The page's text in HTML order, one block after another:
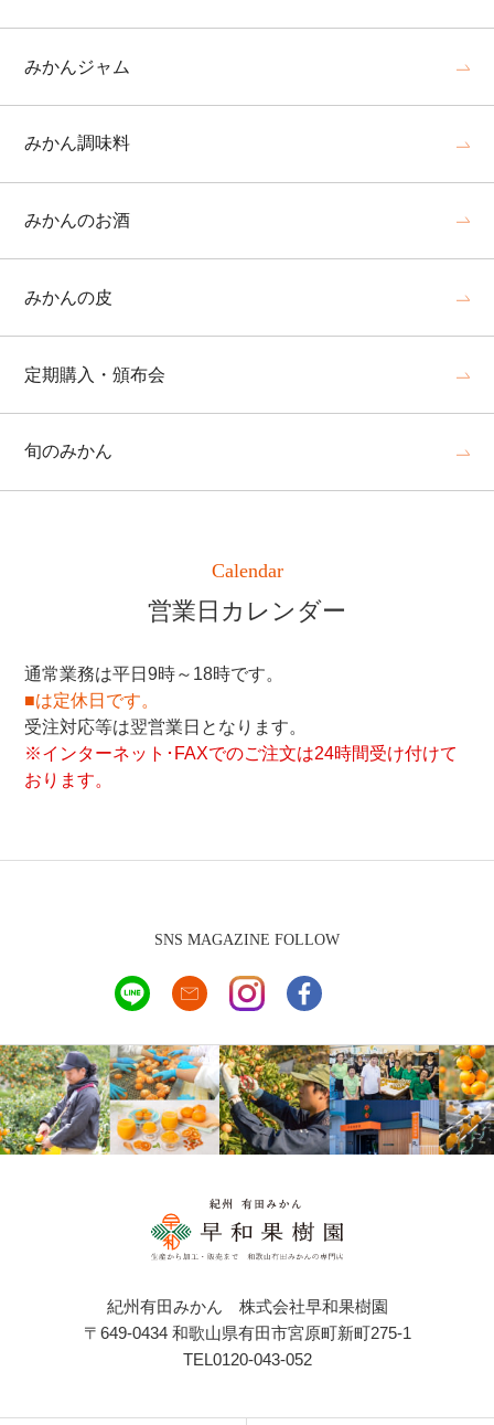
みかんジャム
みかん調味料
みかんのお酒
みかんの皮
定期購入・頒布会
旬のみかん
Calendar
営業日カレンダー
通常業務は平日9時～18時です。
■は定休日です。
受注対応等は翌営業日となります。
※インターネット･FAXでのご注文は24時間受け付けて
おります。
SNS MAGAZINE FOLLOW
紀州有田みかん 株式会社早和果樹園
〒649-0434 和歌山県有田市宮原町新町275-1
TEL0120-043-052